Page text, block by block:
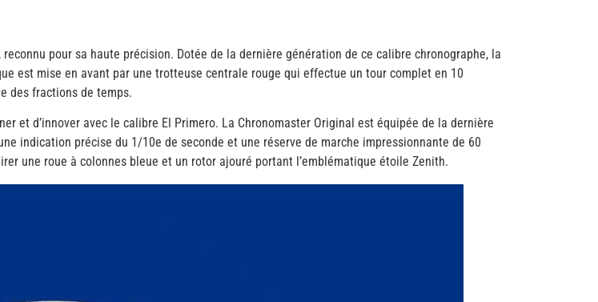
pour sa haute précision. Dotée de la dernière génération de ce calibre chronographe, la
est mise en avant par une trotteuse centrale rouge qui effectue un tour complet en 10
des fractions de temps.
et d’innover avec le calibre El Primero. La Chronomaster Original est équipée de la dernière
indication précise du 1/10e de seconde et une réserve de marche impressionnante de 60
une roue à colonnes bleue et un rotor ajouré portant l’emblématique étoile Zenith.